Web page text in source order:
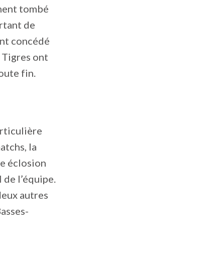
tombé
de
concédé
Tigres ont
fin.
la
éclosion
l’équipe.
autres